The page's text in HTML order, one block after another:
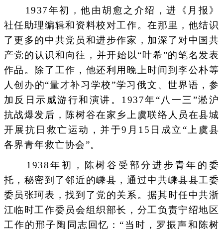
1937年初，他由胡愈之介绍，进《月报》
社任助理编辑和资料校对工作。在那里，他结识
了更多的中共党员和进步作家，加深了对中国共
产党的认识和向往，并开始以“叶希”的笔名发表
作品。除了工作，他还利用晚上时间到李公朴等
人创办的“量才补习学校”学习俄文、世界语，参
加反日示威游行和演讲。1937年“八一三”淞沪
抗战爆发后，陈树谷在家乡上虞联络人员在县城
开展抗日救亡运动，并于9月15日成立“上虞县
各界青年救亡协会”。
1938年初，陈树谷受部分进步青年的委
托，秘密到了邻近的嵊县，通过中共嵊县县工委
委员张珂表，找到了党的关系。据其时任中共浙
江临时工作委员会组织部长，分工负责宁绍地区
工作的邢子陶同志回忆：“当时，罗振声和陈树